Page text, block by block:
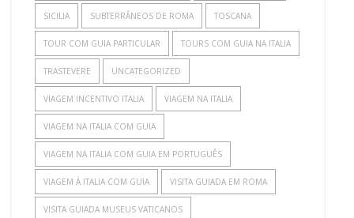
SICILIA SUBTERRÂNEOS DE ROMA TOSCANA
TOUR COM GUIA PARTICULAR TOURS COM GUIA NA ITALIA
TRASTEVERE UNCATEGORIZED
VIAGEM INCENTIVO ITALIA VIAGEM NA ITALIA
VIAGEM NA ITALIA COM GUIA
VIAGEM NA ITALIA COM GUIA EM PORTUGUÊS
VIAGEM À ITALIA COM GUIA VISITA GUIADA EM ROMA
VISITA GUIADA MUSEUS VATICANOS